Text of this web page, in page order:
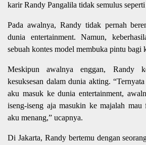
karir Randy Pangalila tidak semulus
Pada awalnya, Randy tidak pernah
dunia entertainment. Namun,
sebuah kontes model membuka pintu bagi
Meskipun awalnya enggan, Randy
kesuksesan dalam dunia akting.
aku masuk ke dunia entertainment,
iseng-iseng aja masukin ke majalah mau
aku menang,” ucapnya.
Di Jakarta, Randy bertemu dengan